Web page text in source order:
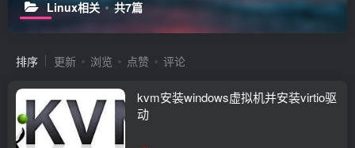
Linux相关 共7篇
排序 更新 浏览 点赞 评论
kvm安装windows虚拟机并安装virtio驱
动